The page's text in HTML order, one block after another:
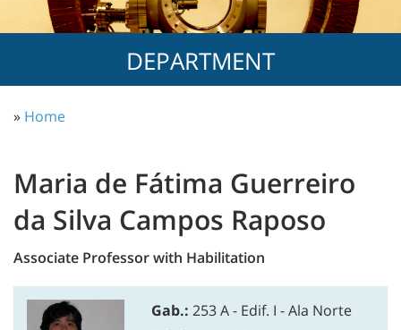
DEPARTMENT
» Home
Maria de Fátima Guerreiro
da Silva Campos Raposo
Associate Professor with Habilitation
Gab.: 253 A - Edif. I - Ala Norte